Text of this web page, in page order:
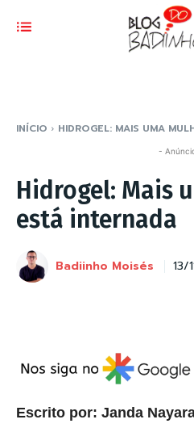
INÍCIO HIDROGEL: MAIS UMA
-
Hidrogel: Mais
está internada
Badiinho Moisés 13/
Escrito por: Janda